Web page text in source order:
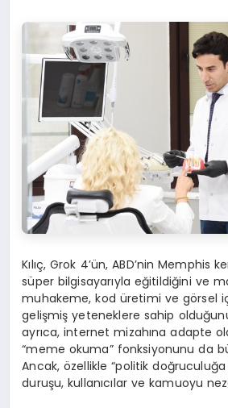
Kılıç, Grok 4’ün, ABD’nin Memphis
süper bilgisayarıyla eğitildiğini ve
muhakeme, kod üretimi ve görsel i
gelişmişyeteneklere sahip olduğ
ayrıca, internet mizahına adapte
“meme okuma” fonksiyonunu da b
Ancak,özellikle “politik doğruculuğ
duruşu, kullanıcılar ve kamuoyu